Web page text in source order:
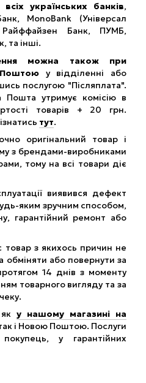
українських банків,
MonoBank (Універсал
Банк, ПУМБ,
та інші.
можна також при
у відділенні або
послугою "Післяплата".
Пошта утримує комісію в
товарів + 20 грн.
тут.
оригінальний товар і
з брендами-виробниками
тому на всі товари діє
виявився дефект
яким зручним способом,
гарантійний ремонт або
з якихось причин не
обміняти або повернути за
14 днів з моменту
товарного вигляду та за
у нашому магазині на
і Новою Поштою. Послуги
у гарантійних